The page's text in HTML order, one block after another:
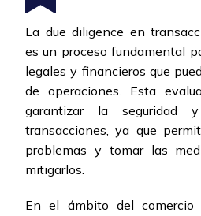
La due diligence en
es un proceso fundamental
legales y financieros que
de operaciones. Esta
garantizar la seguridad
transacciones, ya que
problemas y tomar las
mitigarlos.
En el ámbito del comercio